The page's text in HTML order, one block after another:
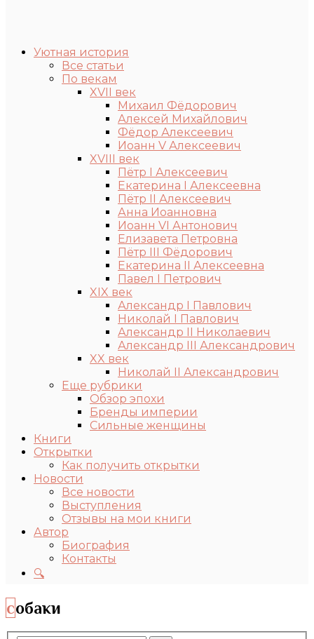
Уютная история
Все статьи
По векам
XVII век
Михаил Фёдорович
Алексей Михайлович
Фёдор Алексеевич
Иоанн V Алексеевич
XVIII век
Пётр I Алексеевич
Екатерина I Алексеевна
Пётр II Алексеевич
Анна Иоанновна
Иоанн VI Антонович
Елизавета Петровна
Пётр III Фёдорович
Екатерина II Алексеевна
Павел I Петрович
XIX век
Александр I Павлович
Николай I Павлович
Александр II Николаевич
Александр III Александрович
XX век
Николай II Александрович
Еще рубрики
Обзор эпохи
Бренды империи
Сильные женщины
Книги
Открытки
Как получить открытки
Новости
Все новости
Выступления
Отзывы на мои книги
Автор
Биография
Контакты
🔍
собаки